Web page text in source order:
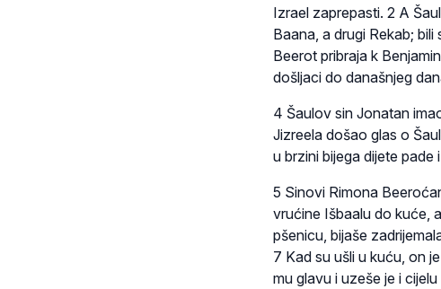
Izrael zaprepasti. 2 A
Baana, a drugi Rekab;
Beerot pribraja k
došljaci do današnjeg
4 Šaulov sin Jonatan
Jizreela došao glas o
u brzini bijega dijete pade
5 Sinovi Rimona
vrućine Išbaalu do kuće,
pšenicu, bijaše
7 Kad su ušli u kuću, on
mu glavu i uzeše je i